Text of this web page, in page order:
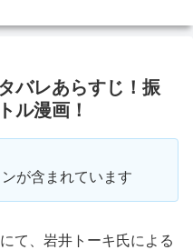
バレあらすじ！振
ル漫画！
が含まれています
て、岩井トーキ氏による